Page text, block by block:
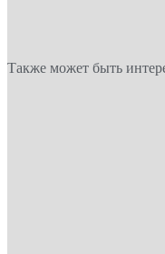
Также может быть